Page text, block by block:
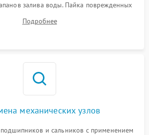
залива воды. Пайка поврежденных
целостности проводки и контактов.
Подробнее
механических узлов
и сальников с применением